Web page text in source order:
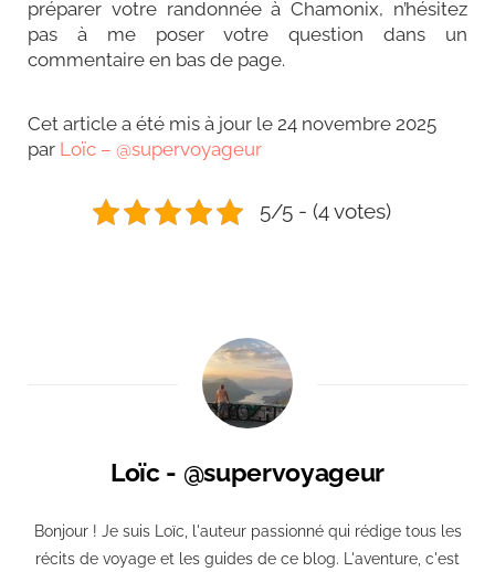
préparer votre randonnée à Chamonix, n’hésitez
pas à me poser votre question dans un
commentaire en bas de page.
Cet article a été mis à jour le 24 novembre 2025
par Loïc – @supervoyageur
5/5 - (4 votes)
Loïc - @supervoyageur
Bonjour ! Je suis Loïc, l'auteur passionné qui rédige tous les
récits de voyage et les guides de ce blog. L'aventure, c'est